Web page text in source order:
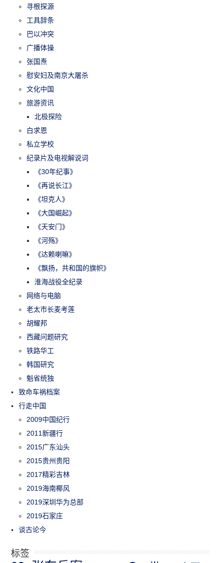
寻根探源
工具辞条
巴以冲突
广播体操
张国焘
慰安妇及南京大屠杀
文化中国
旅游资讯
北极探险
白求恩
私立学校
纪录片及电视解说词
《30年纪事》
《再说长江》
《坦克人》
《大国崛起》
《天安门》
《河殇》
《达赖喇嘛》
《飘扬，共和国的旗帜》
淮海战役全纪录
网络与电脑
老太市长麦考莲
胡耀邦
西藏问题研究
铁路华工
韩国研究
魁省统独
致命车祸档案
行走中国
2009中国纪行
2011新疆行
2015广东汕头
2015贵州贵阳
2017精彩吉林
2019海南椰风
2019深圳华为总部
2019石家庄
谈古论今
标签